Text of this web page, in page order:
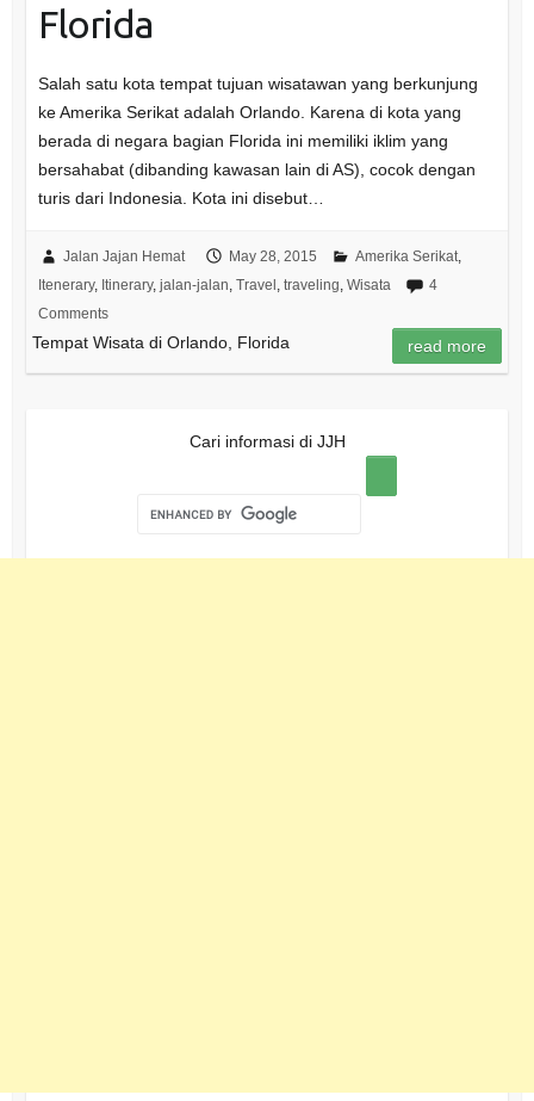
Florida
Salah satu kota tempat tujuan wisatawan yang berkunjung
ke Amerika Serikat adalah Orlando. Karena di kota yang
berada di negara bagian Florida ini memiliki iklim yang
bersahabat (dibanding kawasan lain di AS), cocok dengan
turis dari Indonesia. Kota ini disebut…
Jalan Jajan Hemat May 28, 2015 Amerika Serikat,
Itenerary, Itinerary, jalan-jalan Travel traveling Wisata
4
Comments
Tempat Wisata di Orlando, Florida read more
Cari informasi di JJH